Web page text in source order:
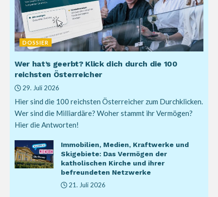
DOSSIER
Wer hat’s geerbt? Klick dich durch die 100
reichsten Österreicher
29. Juli 2026
Hier sind die 100 reichsten Österreicher zum Durchklicken.
Wer sind die Milliardäre? Woher stammt ihr Vermögen?
Hier die Antworten!
Immobilien, Medien, Kraftwerke und
Skigebiete: Das Vermögen der
katholischen Kirche und ihrer
befreundeten Netzwerke
21. Juli 2026